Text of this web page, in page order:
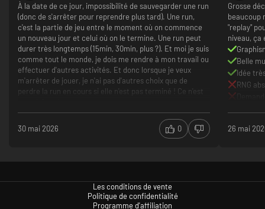
À la date de ce jour, impossibilité de sauvegarder une run
(donc de s'arrêter pour reprendre plus tard). Une run,
c'est la partie de jeu entre le moment où on commence
un nouveau jour et celui où on le termine. Une run peut
durer très longtemps (15min, 30min, plus ?). Et moi je suis
comme tout le monde, je dois me rendre à mon travail ou
effectuer d'autres activités. Et donc lorsque je veux
m'arrêter de jouer, je n'ai pas d'autres choix que de
perdre la run en cours si elle n'est pas terminé ! Ce n'est
30 mai 2026 0
Grosse
beaucoup
"replay"
niveau, ça
Belle
Idée
RNG
game
26 mai
Les conditions de vente
Politique de confidentialité
Programme d'affiliation